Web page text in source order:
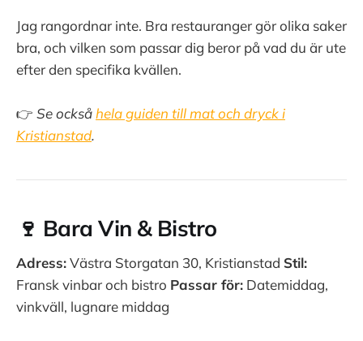
Jag rangordnar inte. Bra restauranger gör olika saker
bra, och vilken som passar dig beror på vad du är ute
efter den specifika kvällen.
👉 Se ocksåhela guiden till mat och dryck i
Kristianstad.
🍷 Bara Vin & Bistro
Adress:Västra Storgatan 30, Kristianstad Stil:
Fransk vinbar och bistro Passar för: Datemiddag,
vinkväll, lugnare middag